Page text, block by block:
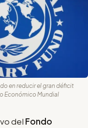
en reducir el gran déficit
Económico Mundial
del Fondo